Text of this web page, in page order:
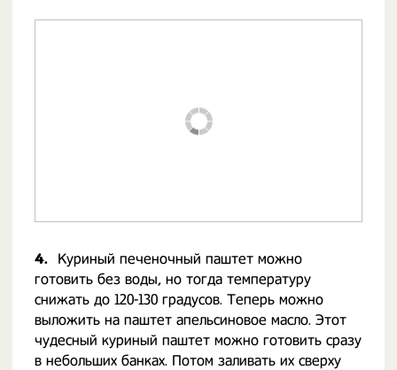
4.
Куриный печеночный паштет можно
готовить без воды, но тогда температуру
снижать до 120-130 градусов. Теперь можно
выложить на паштет апельсиновое масло. Этот
чудесный куриный паштет можно готовить сразу
в небольших банках. Потом заливать их сверху